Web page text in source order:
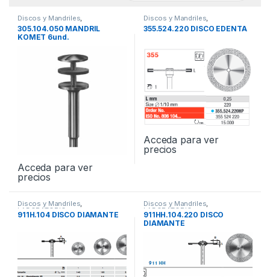
Discos y Mandriles
LABORATORIO
305.104.050 MANDRIL
KOMET 6und.
Acceda para ver
precios
Discos y Mandriles
LABORATORIO
355.524.220 DISCO EDENTA
Acceda para ver
precios
Discos y Mandriles,
LABORATORIO
911H.104 DISCO DIAMANTE
Discos y Mandriles,
LABORATORIO
911HH.104.220 DISCO
DIAMANTE